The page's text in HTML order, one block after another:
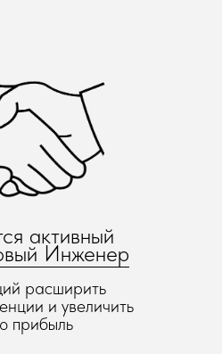
активный
Инженер
расширить
и увеличить
прибыль